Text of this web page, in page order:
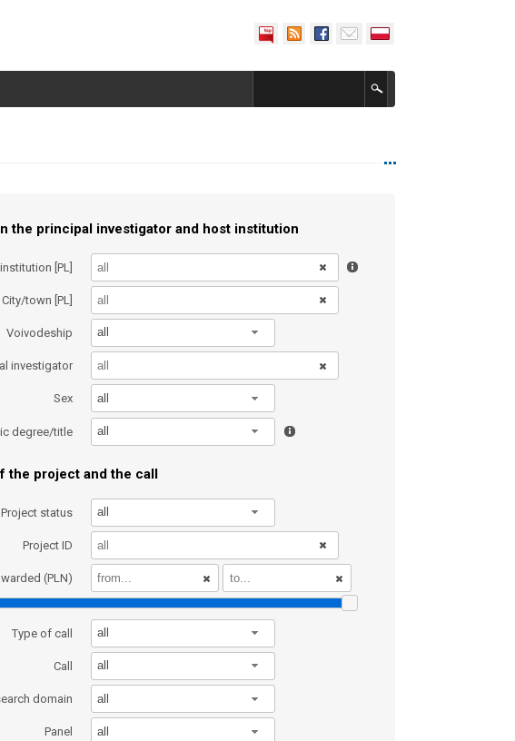
the principal investigator and host institution
[PL]
City/town [PL]
Voivodeship all
investigator
Sex all
degree/title all
the project and the call
Project status all
Project ID
(PLN)
Type of call all
Call all
domain all
Panel all